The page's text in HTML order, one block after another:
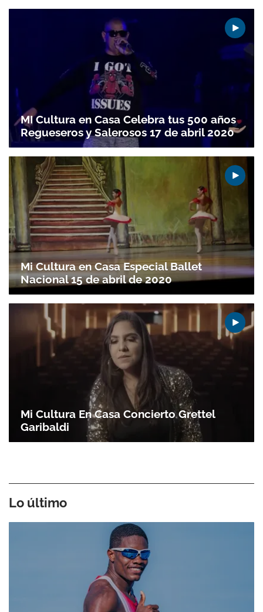
Gracias por suscribirte a nuestro boletín.
ACEPTAR
MI Cultura en Casa Celebra tus 500 años
Regueseros y Salerosos 17 de abril 2020
Mi Cultura en Casa Especial Ballet
Nacional 15 de abril de 2020
Mi Cultura En Casa Concierto Grettel
Garibaldi
Lo último